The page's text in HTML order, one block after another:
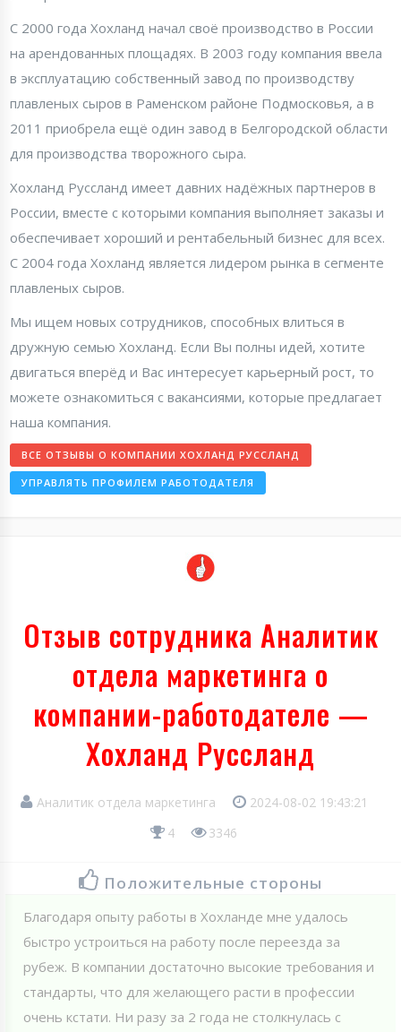
С 2000 года Хохланд начал своё производство в России
на арендованных площадях. В 2003 году компания ввела
в эксплуатацию собственный завод по производству
плавленых сыров в Раменском районе Подмосковья, а в
2011 приобрела ещё один завод в Белгородской области
для производства творожного сыра.
Хохланд Руссланд имеет давних надёжных партнеров в
России, вместе с которыми компания выполняет заказы и
обеспечивает хороший и рентабельный бизнес для всех.
С 2004 года Хохланд является лидером рынка в сегменте
плавленых сыров.
Мы ищем новых сотрудников, способных влиться в
дружную семью Хохланд. Если Вы полны идей, хотите
двигаться вперёд и Вас интересует карьерный рост, то
можете ознакомиться с вакансиями, которые предлагает
наша компания.
ВСЕ ОТЗЫВЫ О КОМПАНИИ ХОХЛАНД РУССЛАНД
УПРАВЛЯТЬ ПРОФИЛЕМ РАБОТОДАТЕЛЯ
Отзыв сотрудника Аналитик
отдела маркетинга о
компании-работодателе —
Хохланд Руссланд
Аналитик отдела маркетинга
2024-08-02 19:43:21
4
3346
Положительные стороны
Благодаря опыту работы в Хохланде мне удалось
быстро устроиться на работу после переезда за
рубеж. В компании достаточно высокие требования и
стандарты, что для желающего расти в профессии
очень кстати. Ни разу за 2 года не столкнулась с